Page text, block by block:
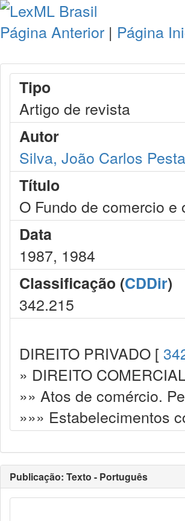
Página Anterior | Página
Tipo
Artigo de revista
Autor
Silva, João Carlos
Título
O Fundo de comercio
Data
1987, 1984
Classificação (CDDir)
342.215
DIREITO PRIVADO [
» DIREITO
»» Atos de comércio.
»»» Estabelecimentos
Publicação: Texto - Português